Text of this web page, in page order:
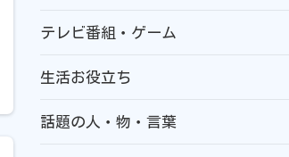
テレビ番組・ゲーム
生活お役立ち
話題の人・物・言葉